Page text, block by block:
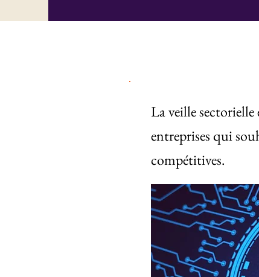
La veille
entreprises qui
compétitives.